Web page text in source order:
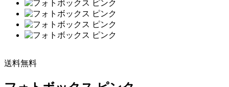
送料無料